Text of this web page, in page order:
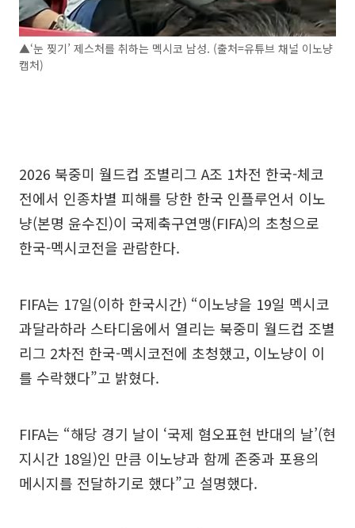
▲‘눈 찢기’ 제스처를 취하는 멕시코 남성. (출처=유튜브 채널 이노냥
캡처)
2026 북중미 월드컵 조별리그 A조 1차전 한국-체코
전에서 인종차별 피해를 당한 한국 인플루언서 이노
냥(본명 윤수진)이 국제축구연맹(FIFA)의 초청으로
한국-멕시코전을 관람한다.
FIFA는 17일(이하 한국시간) “이노냥을 19일 멕시코
과달라하라 스타디움에서 열리는 북중미 월드컵 조별
리그 2차전 한국-멕시코전에 초청했고, 이노냥이 이
를 수락했다”고 밝혔다.
FIFA는 “해당 경기 날이 ‘국제 혐오표현 반대의 날’(현
지시간 18일)인 만큼 이노냥과 함께 존중과 포용의
메시지를 전달하기로 했다”고 설명했다.